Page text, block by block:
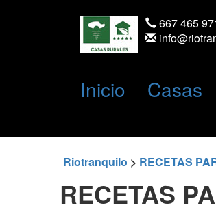
667 465
Inicio Casas
Riotranquilo > RECETAS
RECETAS